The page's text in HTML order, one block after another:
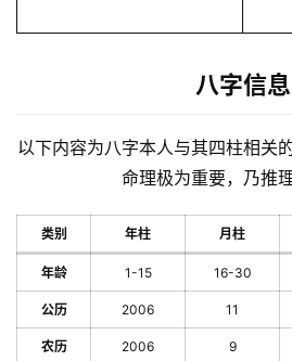
八字信息
以下内容为八字本人与其四柱相关
命理极为重要，乃推
类别 年柱 月柱
年龄 1-15 16-30
公历 2006 11
农历 2006 9